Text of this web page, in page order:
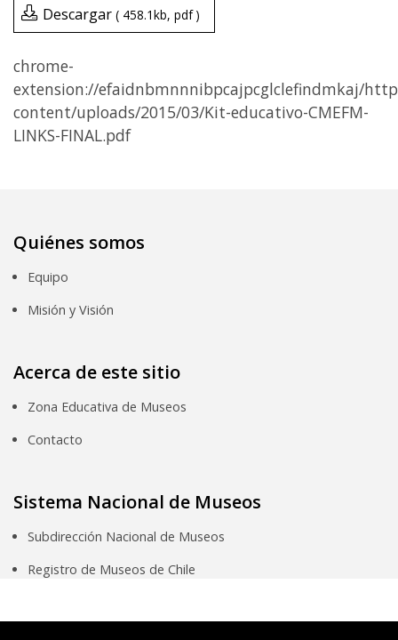
Descargar 458.1kb pdf
chrome-
extension://efaidnbmnnnibpcajpcglclefindmkaj/
content/uploads/2015/03/Kit-educativo-CMEFM-
LINKS-FINAL.pdf
Quiénes somos
Equipo
Misión y Visión
Acerca de este sitio
Zona Educativa de Museos
Contacto
Sistema Nacional de Museos
Subdirección Nacional de Museos
Registro de Museos de Chile